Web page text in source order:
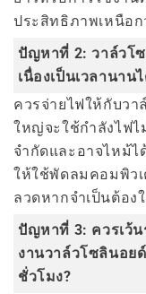
ประสิทธิภาพเหนือก
ปัญหาที่ 2: วาล์วโ
เนื่องเป็นเวลานาน
ควรจ่ายไฟให้กับวา
ใหญ่จะใช้กำลังไฟ
จำกัดและอาจไหม้ไ
ให้ใช้พัดลมคอมพิว
ลวดหากจำเป็นต้อง
ปัญหาที่ 3: ควรเว้น
งานวาล์วโซลินอย
ชั่วโมง?